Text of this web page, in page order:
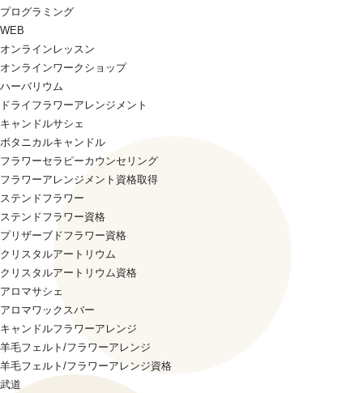
プログラミング
WEB
オンラインレッスン
オンラインワークショップ
ハーバリウム
ドライフラワーアレンジメント
キャンドルサシェ
ボタニカルキャンドル
フラワーセラピーカウンセリング
フラワーアレンジメント資格取得
ステンドフラワー
ステンドフラワー資格
プリザーブドフラワー資格
クリスタルアートリウム
クリスタルアートリウム資格
アロマサシェ
アロマワックスバー
キャンドルフラワーアレンジ
羊毛フェルト/フラワーアレンジ
羊毛フェルト/フラワーアレンジ資格
武道